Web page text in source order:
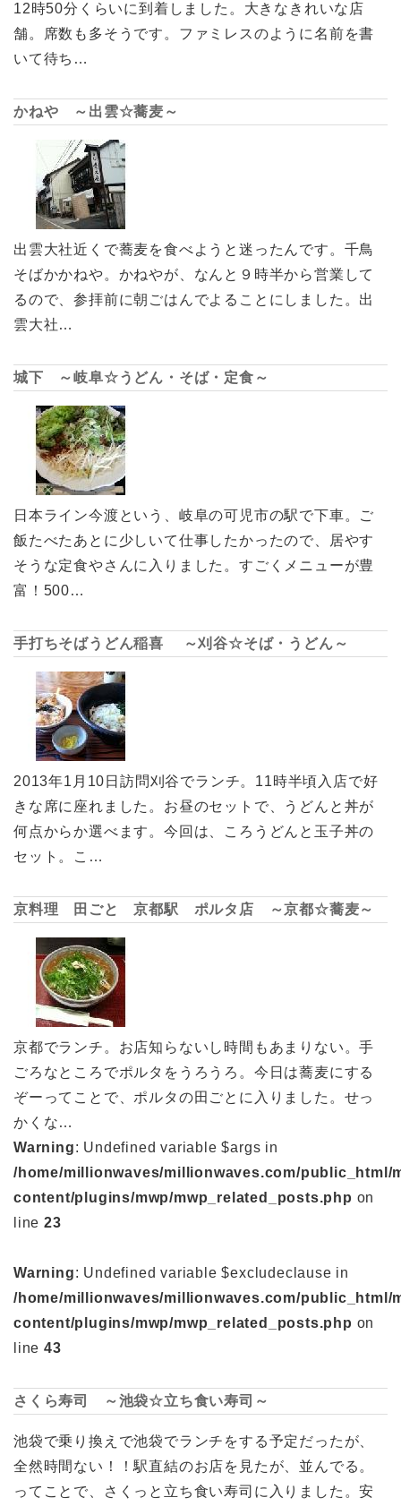
12時50分くらいに到着しました。大きなきれいな店
舗。席数も多そうです。ファミレスのように名前を書
いて待ち…
かねや ～出雲☆蕎麦～
出雲大社近くで蕎麦を食べようと迷ったんです。千鳥
そばかかねや。かねやが、なんと９時半から営業して
るので、参拝前に朝ごはんでよることにしました。出
雲大社…
城下 ～岐阜☆うどん・そば・定食～
日本ライン今渡という、岐阜の可児市の駅で下車。ご
飯たべたあとに少しいて仕事したかったので、居やす
そうな定食やさんに入りました。すごくメニューが豊
富！500…
手打ちそばうどん稲喜 ～刈谷☆そば・うどん～
2013年1月10日訪問刈谷でランチ。11時半頃入店で好
きな席に座れました。お昼のセットで、うどんと丼が
何点からか選べます。今回は、ころうどんと玉子丼の
セット。こ…
京料理 田ごと 京都駅 ポルタ店 ～京都☆蕎麦～
京都でランチ。お店知らないし時間もあまりない。手
ごろなところでポルタをうろうろ。今日は蕎麦にする
ぞーってことで、ポルタの田ごとに入りました。せっ
かくな…
Warning: Undefined variable $args in
/home/millionwaves/millionwaves.com/public_html/
content/plugins/mwp/mwp_related_posts.php on
line 23
Warning: Undefined variable $excludeclause in
/home/millionwaves/millionwaves.com/public_html/
content/plugins/mwp/mwp_related_posts.php on
line 43
さくら寿司 ～池袋☆立ち食い寿司～
池袋で乗り換えで池袋でランチをする予定だったが、
全然時間ない！！駅直結のお店を見たが、並んでる。
ってことで、さくっと立ち食い寿司に入りました。安